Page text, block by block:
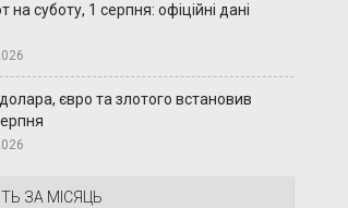
на суботу, 1 серпня: офіційні дані
євро та злотого встановив
ЗА МІСЯЦЬ